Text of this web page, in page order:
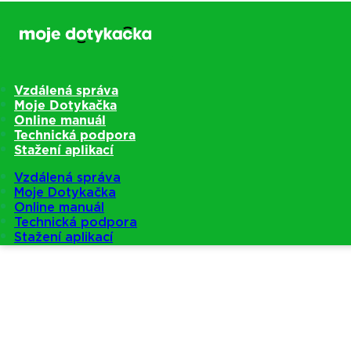
Vzdálená správa
Moje Dotykačka
Online manuál
Technická podpora
Stažení aplikací
Vzdálená správa
Moje Dotykačka
Online manuál
Technická podpora
Stažení aplikací